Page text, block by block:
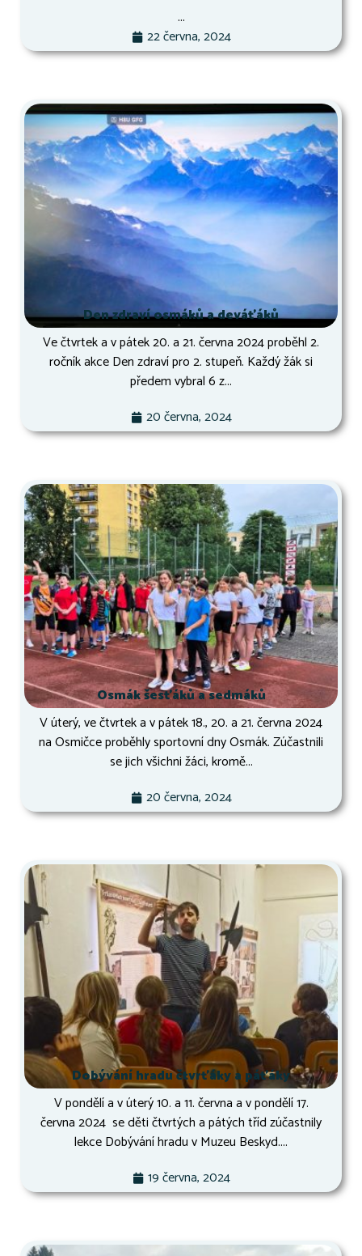
...
22 června, 2024
Den zdraví osmáků a deváťáků
Ve čtvrtek a v pátek 20. a 21. června 2024 proběhl 2.
ročník akce Den zdraví pro 2. stupeň. Každý žák si
předem vybral 6 z...
20 června, 2024
Osmák šesťáků a sedmáků
V úterý, ve čtvrtek a v pátek 18., 20. a 21. června 2024
na Osmičce proběhly sportovní dny Osmák. Zúčastnili
se jich všichni žáci, kromě...
20 června, 2024
Dobývání hradu čtvrťáky a páťáky
V pondělí a v úterý 10. a 11. června a v pondělí 17.
června 2024 se děti čtvrtých a pátých tříd zúčastnily
lekce Dobývání hradu v Muzeu Beskyd....
19 června, 2024